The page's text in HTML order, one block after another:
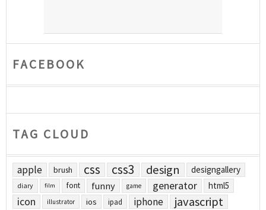
FACEBOOK
TAG CLOUD
apple brush css css3 design designgallery
diary film font funny game generator html5
icon illustrator ios ipad iphone javascript